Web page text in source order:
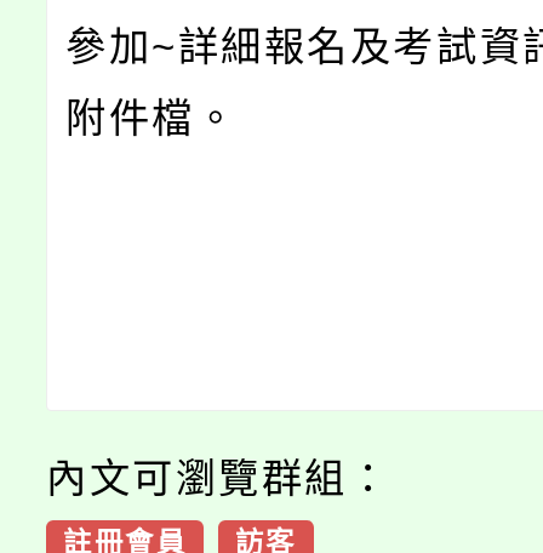
參加~詳細報名及考試資
附件檔。
內文可瀏覽群組：
註冊會員 訪客